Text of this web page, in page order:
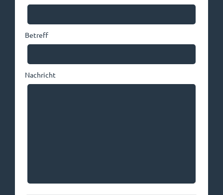
Betreff
Nachricht